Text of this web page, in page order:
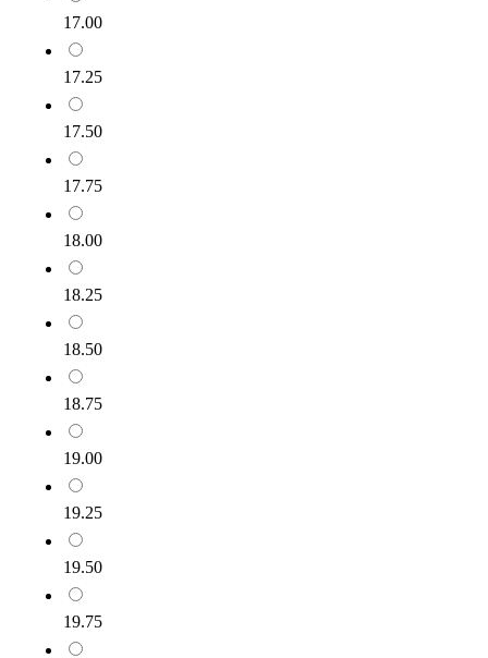
17.00
17.25
17.50
17.75
18.00
18.25
18.50
18.75
19.00
19.25
19.50
19.75